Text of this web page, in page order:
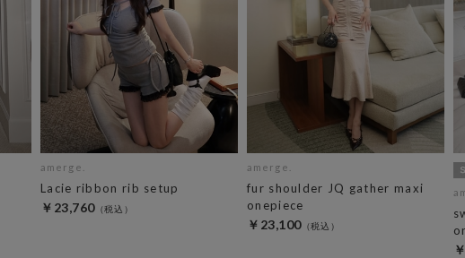
amerge.
Lacie ribbon rib setup
￥23,760
amerge.
fur shoulder JQ gather maxi
onepiece
￥23,100